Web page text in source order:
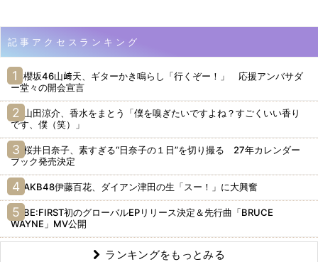
記事アクセスランキング
櫻坂46山﨑天、ギターかき鳴らし「行くぞー！」 応援アンバサダ
ー堂々の開会宣言
山田涼介、香水をまとう「僕を嗅ぎたいですよね？すごくいい香り
です、僕（笑）」
桜井日奈子、素すぎる“日奈子の１日”を切り撮る 27年カレンダー
ブック発売決定
AKB48伊藤百花、ダイアン津田の生「スー！」に大興奮
BE:FIRST初のグローバルEPリリース決定＆先行曲「BRUCE
WAYNE」MV公開
ランキングをもっとみる